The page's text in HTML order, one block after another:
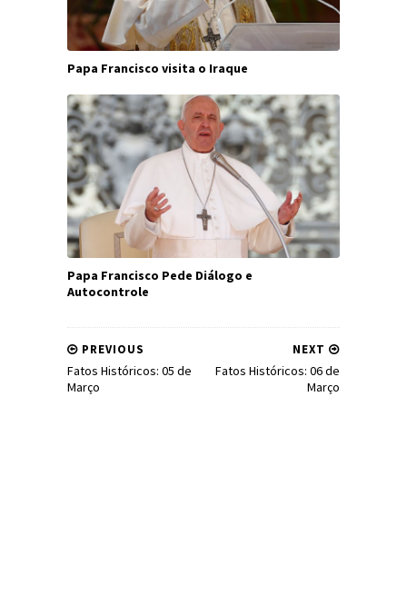
Papa Francisco visita o Iraque
Papa Francisco Pede Diálogo e
Autocontrole
NEXT
Fatos Históricos: 06 de
Março
PREVIOUS
Fatos Históricos: 05 de
Março